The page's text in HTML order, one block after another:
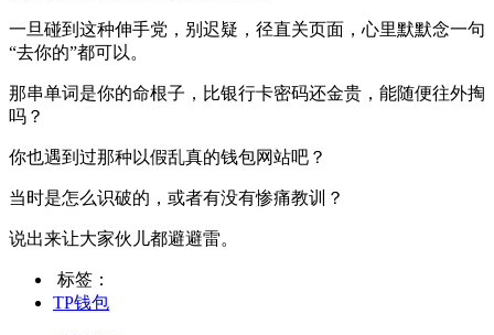
一旦碰到这种伸手党，别迟疑，径直关页面，心里默默念一句
“去你的”都可以。
那串单词是你的命根子，比银行卡密码还金贵，能随便往外掏
吗？
你也遇到过那种以假乱真的钱包网站吧？
当时是怎么识破的，或者有没有惨痛教训？
说出来让大家伙儿都避避雷。
标签：
TP钱包